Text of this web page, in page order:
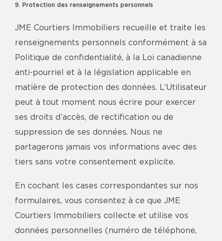
9. Protection des renseignements personnels
JME Courtiers Immobiliers recueille et traite les
renseignements personnels conformément à sa
Politique de confidentialité, à la Loi canadienne
anti-pourriel et à la législation applicable en
matière de protection des données. L’Utilisateur
peut à tout moment nous écrire pour exercer
ses droits d’accès, de rectification ou de
suppression de ses données. Nous ne
partagerons jamais vos informations avec des
tiers sans votre consentement explicite.
En cochant les cases correspondantes sur nos
formulaires, vous consentez à ce que JME
Courtiers Immobiliers collecte et utilise vos
données personnelles (numéro de téléphone,